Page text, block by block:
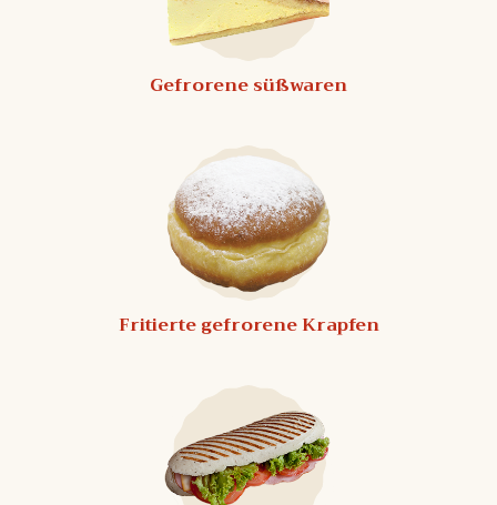
Gefrorene süßwaren
Fritierte gefrorene Krapfen